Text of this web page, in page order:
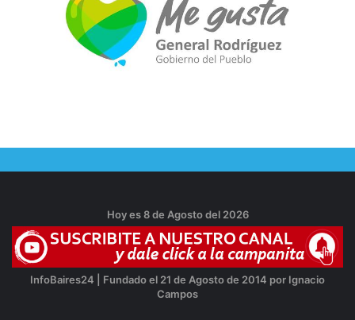
Hoy es 8 de Agosto del 2026
InfoBaires24 | Fundado el 21 de Agosto de 2014 por Ignacio
Campos